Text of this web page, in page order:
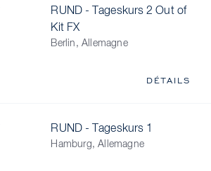
RUND - Tageskurs 2 Out of
Kit FX
Berlin, Allemagne
DÉTAILS
RUND - Tageskurs 1
Hamburg, Allemagne